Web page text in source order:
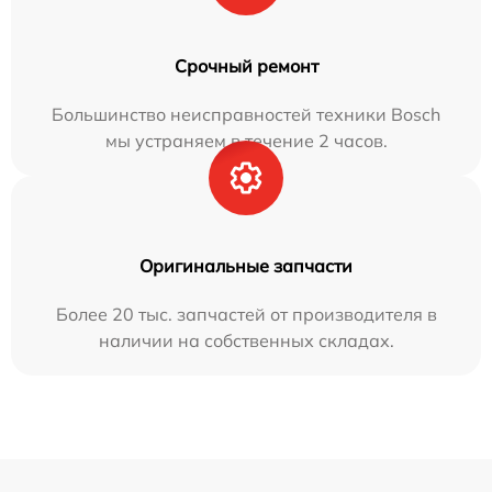
Срочный ремонт
Большинство неисправностей техники Bosch
мы устраняем в течение 2 часов.
Оригинальные запчасти
Более 20 тыс. запчастей от производителя в
наличии на собственных складах.